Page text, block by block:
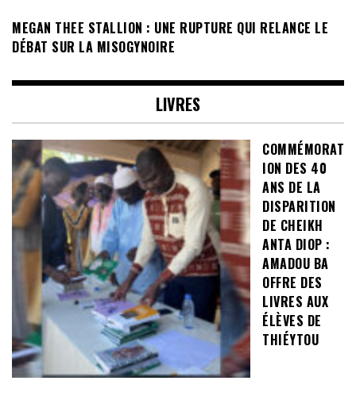
MEGAN THEE STALLION : UNE RUPTURE QUI RELANCE LE
DÉBAT SUR LA MISOGYNOIRE
LIVRES
COMMÉMORAT
ION DES 40
ANS DE LA
DISPARITION
DE CHEIKH
ANTA DIOP :
AMADOU BA
OFFRE DES
LIVRES AUX
ÉLÈVES DE
THIÉYTOU